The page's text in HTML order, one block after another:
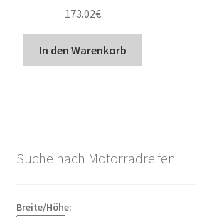
173.02€
In den Warenkorb
Suche nach Motorradreifen
Breite/Höhe: